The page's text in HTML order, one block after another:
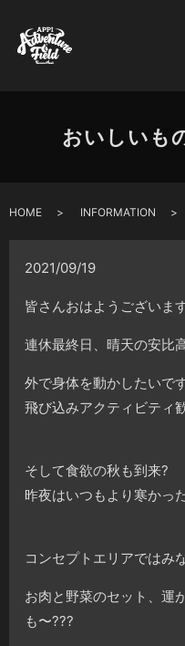
おいしいも
HOME INFORMATION
2021/09/19
皆さんおはようございま
連休最終日、晴天の安比
外で身体を動かしたいで
飛び込みアクティビティ
そして食欲の秋も到来?
昨夜はいつもより寒かっ
コンセプトエリアではみ
お肉と野菜のセット、運
も〜???